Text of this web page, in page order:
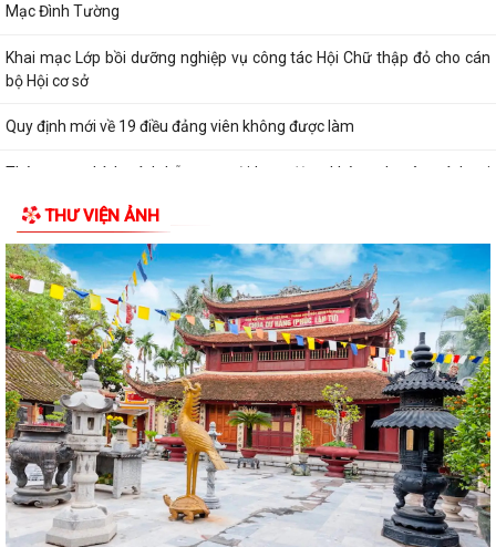
Mạc Đình Tường
Khai mạc Lớp bồi dưỡng nghiệp vụ công tác Hội Chữ thập đỏ cho cán
bộ Hội cơ sở
Quy định mới về 19 điều đảng viên không được làm
Thông qua chính sách hỗ trợ người hoạt động không chuyên trách tại
Công an xã Thanh Hà xử phạt vi phạm hành chính 110 triệu đồng đối
với 7 cơ sở kinh doanh có điều...
Hội nghị toàn quốc nghiên cứu, học tập, quán triệt và triển khai thực
hiện Nghị quyết Hội nghị lần...
Ban đại diện Hội đồng quản trị Ngân hàng Chính sách xã hội xã Thanh
Hà họp phiên thường kỳ Quý II...
Khai mạc Lớp bồi dưỡng cập nhật kiến thức cho cán bộ Hội Liên hiệp
Phụ nữ cơ sở năm 2026
Công an thành phố Hải Phòng khai giảng lớp bồi dưỡng nghiệp vụ cho
lực lượng tham gia bảo vệ an...
THƯ VIỆN ẢNH